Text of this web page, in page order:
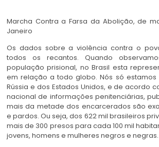
Marcha Contra a Farsa da Abolição, de
Janeiro
Os dados sobre a violência contra o
todos os recantos. Quando
população prisional, no Brasil esta
em relação a todo globo. Nós só estamos
Rússia e dos Estados Unidos, e de acordo
nacional de informações penitenciárias,
mais da metade dos encarcerados são
e pardos. Ou seja, dos 622 mil brasileiros
mais de 300 presos para cada 100 mil
jovens, homens e mulheres negros e negras.